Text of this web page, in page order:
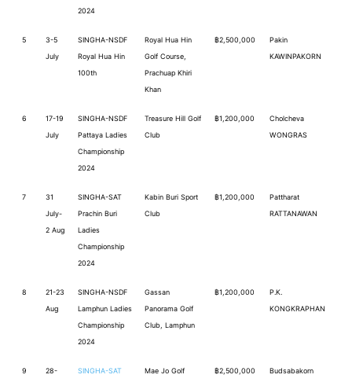
2024
5
3-5
July
SINGHA-NSDF
Royal Hua Hin
100th
Royal Hua Hin
Golf Course,
Prachuap Khiri
Khan
฿2,500,000
Pakin
KAWINPAKORN
6
17-19
July
SINGHA-NSDF
Pattaya Ladies
Championship
2024
Treasure Hill Golf
Club
฿1,200,000
Cholcheva
WONGRAS
7
31
July-
2 Aug
SINGHA-SAT
Prachin Buri
Ladies
Championship
2024
Kabin Buri Sport
Club
฿1,200,000
Pattharat
RATTANAWAN
8
21-23
Aug
SINGHA-NSDF
Lamphun Ladies
Championship
2024
Gassan
Panorama Golf
Club, Lamphun
฿1,200,000
P.K.
KONGKRAPHAN
9
28-
SINGHA-SAT
Mae Jo Golf
฿2,500,000
Budsabakorn